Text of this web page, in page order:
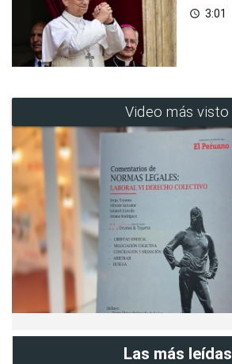
access_time 3:01
Video más visto
Las más leídas